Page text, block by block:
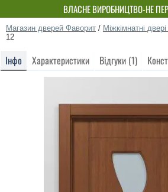
ВЛАСНЕ ВИРОБНИЦТВО-НЕ
Магазин дверей Фаворит / Міжкімнатні
12
Інфо Характеристики Відгуки (1)